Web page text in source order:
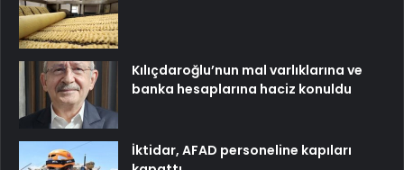
Kılıçdaroğlu’nun mal varlıklarına ve
banka hesaplarına haciz konuldu
İktidar, AFAD personeline kapıları